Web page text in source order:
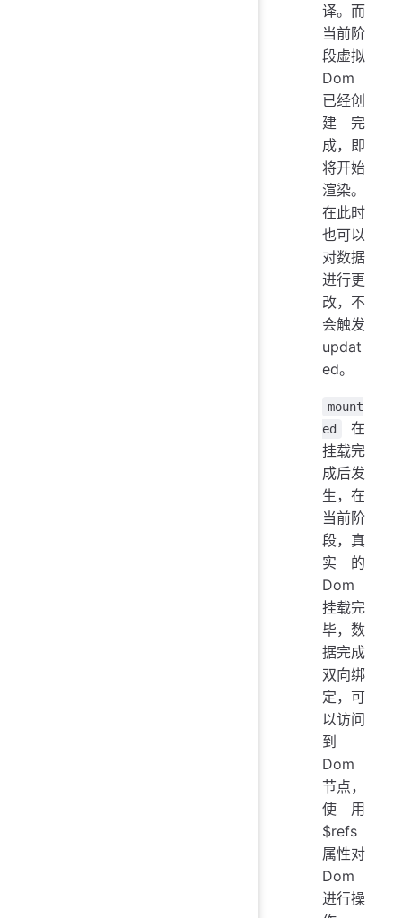
译。而
当前阶
段虚拟
Dom
已经创
建完
成，即
将开始
渲染。
在此时
也可以
对数据
进行更
改，不
会触发
updat
ed。
mount
ed
在
挂载完
成后发
生，在
当前阶
段，真
实的
Dom
挂载完
毕，数
据完成
双向绑
定，可
以访问
到
Dom
节点，
使用
$refs
属性对
Dom
进行操